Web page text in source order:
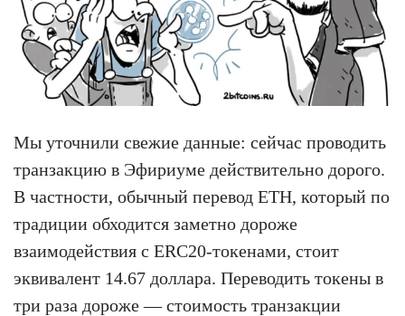
Мы уточнили свежие данные: сейчас проводить
транзакцию в Эфириуме действительно дорого.
В частности, обычный перевод ETH, который по
традиции обходится заметно дороже
взаимодействия с ERC20-токенами, стоит
эквивалент 14.67 доллара. Переводить токены в
три раза дороже — стоимость транзакции